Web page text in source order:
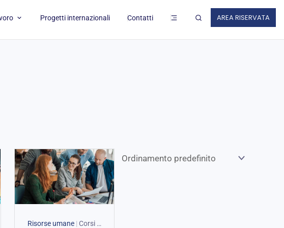
AREA RISERVATA
APRI SERVIZI AL LAVORO
Progetti internazionali Contatti
Risorse umane| Corsi E-learning